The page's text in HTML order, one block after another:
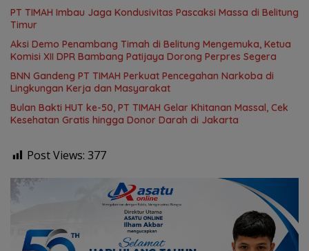
PT TIMAH Imbau Jaga Kondusivitas Pascaksi Massa di Belitung
Timur
Aksi Demo Penambang Timah di Belitung Mengemuka, Ketua
Komisi XII DPR Bambang Patijaya Dorong Perpres Segera
BNN Gandeng PT TIMAH Perkuat Pencegahan Narkoba di
Lingkungan Kerja dan Masyarakat
Bulan Bakti HUT ke-50, PT TIMAH Gelar Khitanan Massal, Cek
Kesehatan Gratis hingga Donor Darah di Jakarta
Post Views: 377